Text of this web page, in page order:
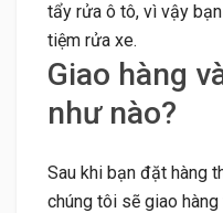
tẩy rửa ô tô, vì vậy
tiệm rửa xe.
Giao hàng
như nào?
Sau khi bạn đặt hàng
chúng tôi sẽ giao